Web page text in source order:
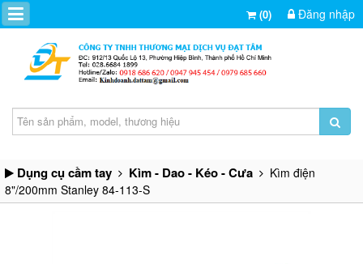
(0) Đăng nhập
Dụng cụ cầm tay Kìm - Dao - Kéo - Cưa
Kìm điện
8"/200mm Stanley 84-113-S